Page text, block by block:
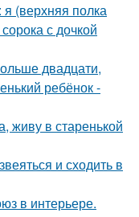
я (верхняя полка
с дочкой
двадцати,
ребёнок -
живу в старенькой
и сходить в
в интерьере.